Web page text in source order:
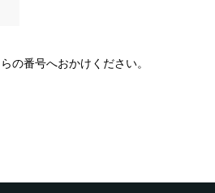
の番号へおかけください。